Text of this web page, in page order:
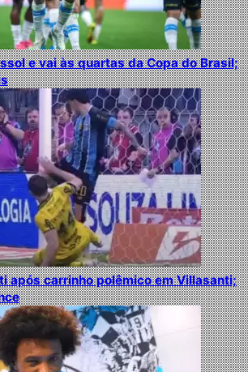
e vai às quartas da Copa do Brasil;
após carrinho polêmico em Villasanti;